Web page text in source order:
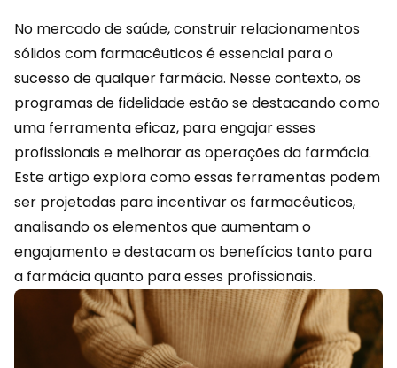
No mercado de saúde, construir relacionamentos
sólidos com farmacêuticos é essencial para o
sucesso de qualquer farmácia. Nesse contexto, os
programasde fidelidade estão se destacando como
uma ferramenta eficaz, para engajar esses
profissionais e melhorar as operações da farmácia.
Este artigo explora como essas ferramentas podem
ser projetadas para incentivar os farmacêuticos,
analisando os elementos que aumentam o
engajamento e destacam os benefícios tanto para
a farmácia quanto para esses profissionais.